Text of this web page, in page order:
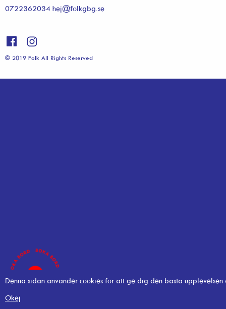
0722362034 hej@folkgbg.se
© 2019 Folk All Rights Reserved
Denna sidan använder cookies för att ge dig den bästa
Okej